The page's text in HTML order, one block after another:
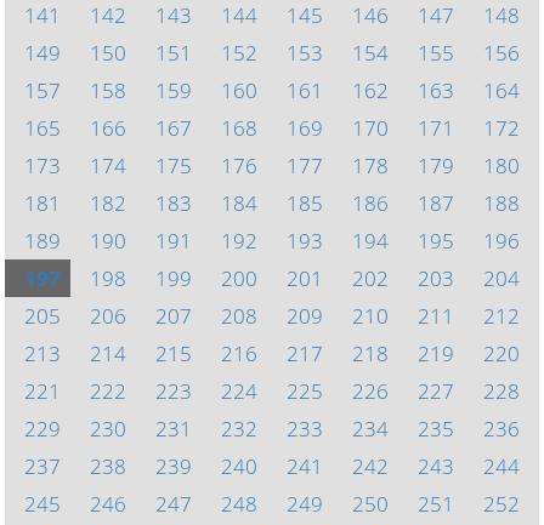
141
142 143 144 145 146 147
148
149
150 151 152 153 154 155
156
157
158 159 160 161 162 163
164
165
166 167 168 169 170 171
172
173
174 175 176 177 178 179
180
181
182 183 184 185 186 187
188
189
190 191 192 193 194 195
196
197
198 199 200 201 202 203
204
205
206 207 208 209 210 211
212
213
214 215 216 217 218 219
220
221
222 223 224 225 226 227
228
229
230 231 232 233 234 235
236
237
238 239 240 241 242 243
244
245
246 247 248 249 250 251
252